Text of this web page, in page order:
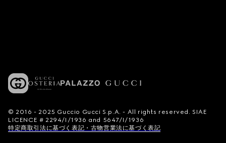
© 2016 - 2025 Guccio Gucci S.p.A. - All rights reserved. SIAE
LICENCE # 2294/I/1936 and 5647/I/1936
特定商取引法に基づく表記・古物営業法に基づく表記